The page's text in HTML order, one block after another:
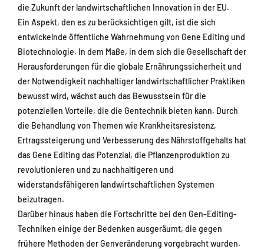
die Zukunft der landwirtschaftlichen Innovation in der EU.
Ein Aspekt, den es zu berücksichtigen gilt, ist die sich
entwickelnde öffentliche Wahrnehmung von Gene Editing und
Biotechnologie. In dem Maße, in dem sich die Gesellschaft der
Herausforderungen für die globale Ernährungssicherheit und
der Notwendigkeit nachhaltiger landwirtschaftlicher Praktiken
bewusst wird, wächst auch das Bewusstsein für die
potenziellen Vorteile, die die Gentechnik bieten kann. Durch
die Behandlung von Themen wie Krankheitsresistenz,
Ertragssteigerung und Verbesserung des Nährstoffgehalts hat
das Gene Editing das Potenzial, die Pflanzenproduktion zu
revolutionieren und zu nachhaltigeren und
widerstandsfähigeren landwirtschaftlichen Systemen
beizutragen.
Darüber hinaus haben die Fortschritte bei den Gen-Editing-
Techniken einige der Bedenken ausgeräumt, die gegen
frühere Methoden der Genveränderung vorgebracht wurden.